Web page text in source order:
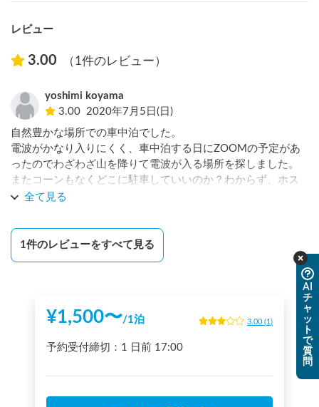
レビュー
3.00 （1件のレビュー）
yoshimi koyama
3.00 2020年7月5日(日)
自然豊かな場所での車中泊でした。
電波がかなり入りにくく、車中泊する日にZOOMの予定があ
ったのでわざわざ山を降りて電波が入る場所を探しました。
またコーンもなくどこに駐車していいのか？わからず、ホス
トさんにご連絡しましたが返事がなくとても困りました。
全て見る
1件のレビューをすべて見る
¥1,500〜/1泊 3.00 (1 )
予約受付締切： 1 日前 17:00
AI
チ
ャ
ッ
ト
で
質
問